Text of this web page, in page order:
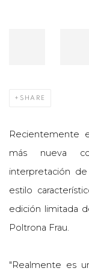
SHARE
Recientemente
más nueva
interpretación
estilo
edición limitada
Poltrona Frau.
"Realmente es